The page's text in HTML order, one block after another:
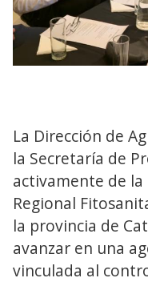
La Dirección de
la Secretaría de
activamente de
Regional
la provincia de
avanzar en una
vinculada al